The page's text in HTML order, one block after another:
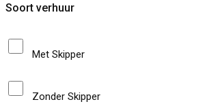
Soort verhuur
Met Skipper
Zonder Skipper